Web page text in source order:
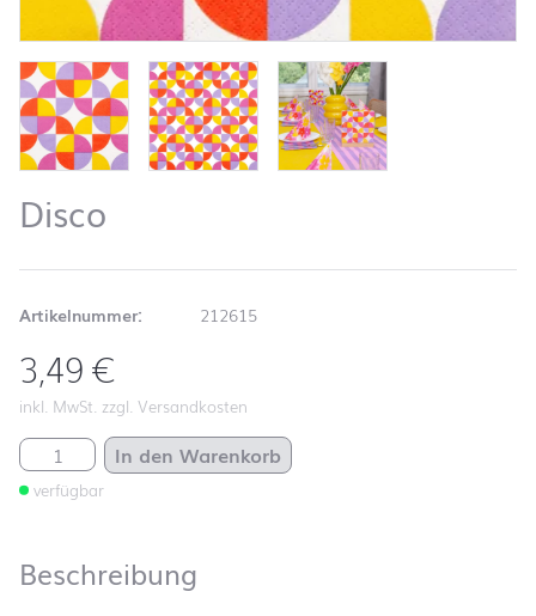
Disco
Artikelnummer: 212615
3,49€
inkl. MwSt. zzgl. Versandkosten
Disco Menge
verfügbar
In den Warenkorb
Beschreibung